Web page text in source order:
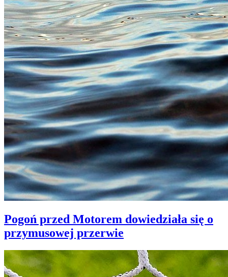
Pogoń przed Motorem dowiedziała się o
przymusowej przerwie